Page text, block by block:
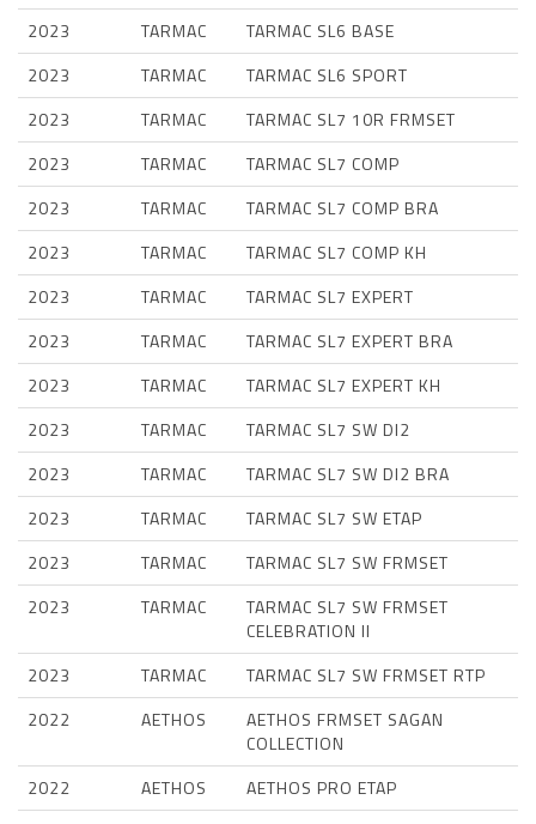
2023
TARMAC
TARMAC SL6 BASE
2023
TARMAC
TARMAC SL6 SPORT
2023
TARMAC
TARMAC SL7 10R FRMSET
2023
TARMAC
TARMAC SL7 COMP
2023
TARMAC
TARMAC SL7 COMP BRA
2023
TARMAC
TARMAC SL7 COMP KH
2023
TARMAC
TARMAC SL7 EXPERT
2023
TARMAC
TARMAC SL7 EXPERT BRA
2023
TARMAC
TARMAC SL7 EXPERT KH
2023
TARMAC
TARMAC SL7 SW DI2
2023
TARMAC
TARMAC SL7 SW DI2 BRA
2023
TARMAC
TARMAC SL7 SW ETAP
2023
TARMAC
TARMAC SL7 SW FRMSET
2023
TARMAC
TARMAC SL7 SW FRMSET
CELEBRATION II
2023
TARMAC
TARMAC SL7 SW FRMSET RTP
2022
AETHOS
AETHOS FRMSET SAGAN
COLLECTION
2022
AETHOS
AETHOS PRO ETAP